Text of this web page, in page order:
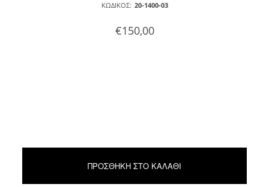
ΚΩΔΙΚΌΣ: 20-1400-03
€150,00
ΠΡΟΣΘΉΚΗ ΣΤΟ ΚΑΛΆΘΙ